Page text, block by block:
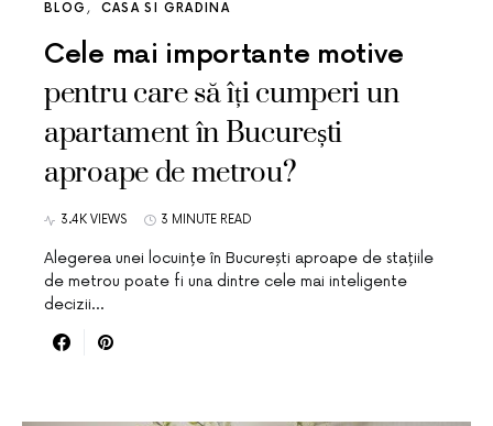
BLOG CASA SI GRADINA
Cele mai importante motive
pentru care să îți cumperi un
apartament în București
aproape de metrou?
3.4K VIEWS 3 MINUTE READ
Alegerea unei locuințe în București aproape de stațiile
de metrou poate fi una dintre cele mai inteligente
decizii…